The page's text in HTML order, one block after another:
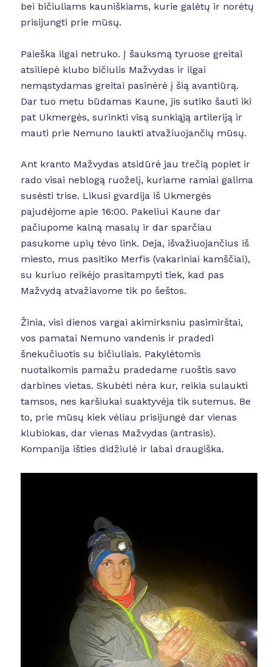
bei bičiuliams kauniškiams, kurie galėtų ir norėtų
prisijungti prie mūsų.
Paieška ilgai netruko. Į šauksmą tyruose greitai
atsiliepė klubo bičiulis Mažvydas ir ilgai
nemąstydamas greitai pasinėrė į šią avantiūrą.
Dar tuo metu būdamas Kaune, jis sutiko šauti iki
pat Ukmergės, surinkti visą sunkiąją artileriją ir
mauti prie Nemuno laukti atvažiuojančių mūsų.
Ant kranto Mažvydas atsidūrė jau trečią popiet ir
rado visai neblogą ruoželį, kuriame ramiai galima
susėsti trise. Likusi gvardija iš Ukmergės
pajudėjome apie 16:00. Pakeliui Kaune dar
pačiupome kalną masalų ir dar sparčiau
pasukome upių tėvo link. Deja, išvažiuojančius iš
miesto, mus pasitiko Merfis (vakariniai kamščiai),
su kuriuo reikėjo prasitampyti tiek, kad pas
Mažvydą atvažiavome tik po šeštos.
Žinia, visi dienos vargai akimirksniu pasimirštai,
vos pamatai Nemuno vandenis ir pradedi
šnekučiuotis su bičiuliais. Pakylėtomis
nuotaikomis pamažu pradedame ruoštis savo
darbines vietas. Skubėti nėra kur, reikia sulaukti
tamsos, nes karšiukai suaktyvėja tik sutemus. Be
to, prie mūsų kiek vėliau prisijungė dar vienas
klubiokas, dar vienas Mažvydas (antrasis).
Kompanija išties didžiulė ir labai draugiška.